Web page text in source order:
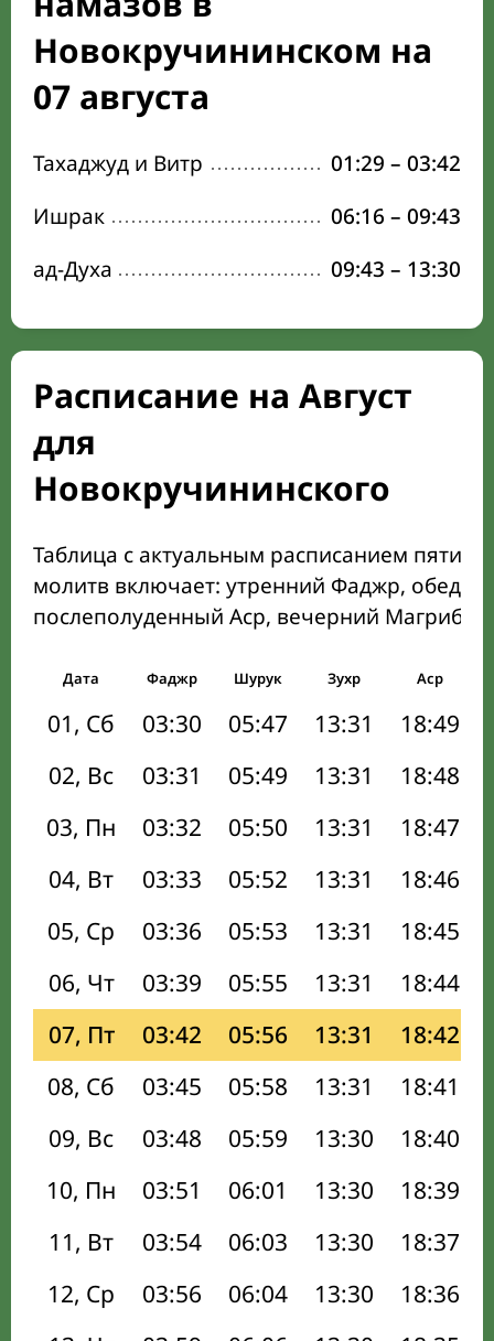
Новокручининском на
07 августа
Тахаджуд и Витр 01:29 – 03:42
Ишрак
06:16 – 09:43
ад-Духа
09:43 – 13:30
Расписание на Август
для
Новокручининского
Таблица с актуальным расписанием пяти
молитв включает: утренний Фаджр,
послеполуденный Аср, вечерний Магриб
Дата Фаджр Шурук Зухр Аср
01, Сб 03:30 05:47 13:31 18:49
02, Вс
03:31 05:49 13:31 18:48
03, Пн
03:32 05:50 13:31 18:47
04, Вт
03:33 05:52 13:31 18:46
05, Ср
03:36 05:53 13:31 18:45
06, Чт
03:39 05:55 13:31 18:44
07, Пт
03:42 05:56 13:31 18:42
08, Сб
03:45 05:58 13:31 18:41
09, Вс
03:48 05:59 13:30 18:40
10, Пн
03:51 06:01 13:30 18:39
11, Вт
03:54 06:03 13:30 18:37
12, Ср
03:56 06:04 13:30 18:36